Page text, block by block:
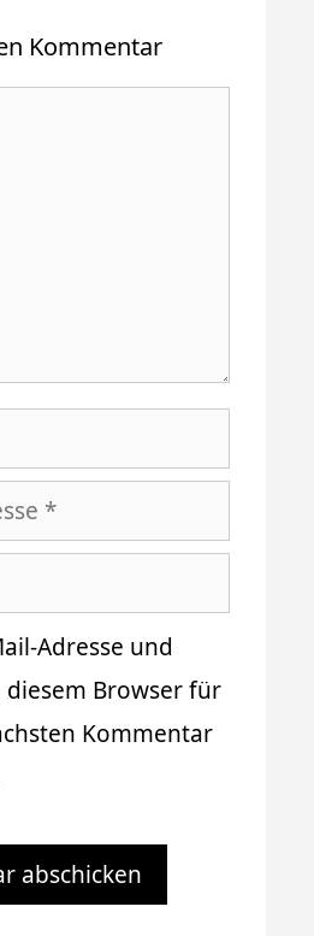
Kommentar
Adresse und
diesem Browser für
Kommentar